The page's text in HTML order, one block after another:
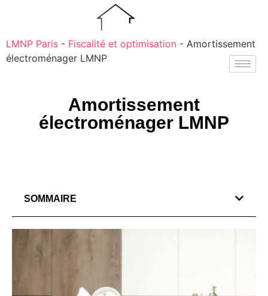
LMNP Paris - Fiscalité et optimisation - Amortissement
électroménager LMNP
Amortissement
électroménager LMNP
SOMMAIRE